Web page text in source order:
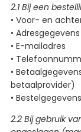
2.1 Bij een
• Voor- en
• Adresgegevens
• E-mailadres
•
•
betaalprovider)
•
2.2 Bij gebruik